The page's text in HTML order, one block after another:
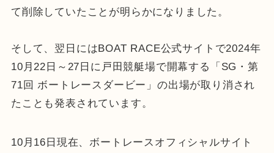
て削除していたことが明らかになりました。
そして、翌日にはBOAT RACE公式サイトで2024年
10月22日～27日に戸田競艇場で開幕する「SG・第
71回 ボートレースダービー」の出場が取り消され
たことも発表されています。
10月16日現在、ボートレースオフィシャルサイト